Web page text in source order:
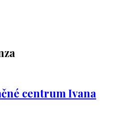
centrum Ivana